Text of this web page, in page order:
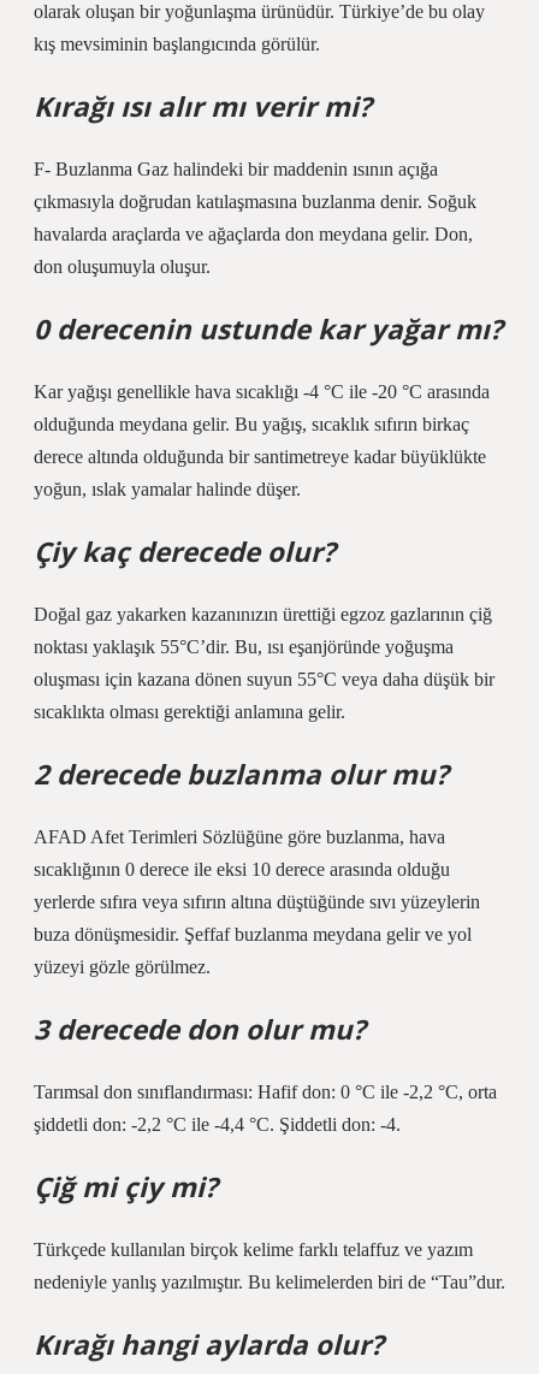
olarak oluşan bir yoğunlaşma ürünüdür. Türkiye’de bu olay
kış mevsiminin başlangıcında görülür.
Kırağı ısı alır mı verir mi?
F- Buzlanma Gaz halindeki bir maddenin ısının açığa
çıkmasıyla doğrudan katılaşmasına buzlanma denir. Soğuk
havalarda araçlarda ve ağaçlarda don meydana gelir. Don,
don oluşumuyla oluşur.
0 derecenin ustunde kar yağar mı?
Kar yağışı genellikle hava sıcaklığı -4 °C ile -20 °C arasında
olduğunda meydana gelir. Bu yağış, sıcaklık sıfırın birkaç
derece altında olduğunda bir santimetreye kadar büyüklükte
yoğun, ıslak yamalar halinde düşer.
Çiy kaç derecede olur?
Doğal gaz yakarken kazanınızın ürettiği egzoz gazlarının çiğ
noktası yaklaşık 55°C’dir. Bu, ısı eşanjöründe yoğuşma
oluşması için kazana dönen suyun 55°C veya daha düşük bir
sıcaklıkta olması gerektiği anlamına gelir.
2 derecede buzlanma olur mu?
AFAD Afet Terimleri Sözlüğüne göre buzlanma, hava
sıcaklığının 0 derece ile eksi 10 derece arasında olduğu
yerlerde sıfıra veya sıfırın altına düştüğünde sıvı yüzeylerin
buza dönüşmesidir. Şeffaf buzlanma meydana gelir ve yol
yüzeyi gözle görülmez.
3 derecede don olur mu?
Tarımsal don sınıflandırması: Hafif don: 0 °C ile -2,2 °C, orta
şiddetli don: -2,2 °C ile -4,4 °C. Şiddetli don: -4.
Çiğ mi çiy mi?
Türkçede kullanılan birçok kelime farklı telaffuz ve yazım
nedeniyle yanlış yazılmıştır. Bu kelimelerden biri de “Tau”dur.
Kırağı hangi aylarda olur?